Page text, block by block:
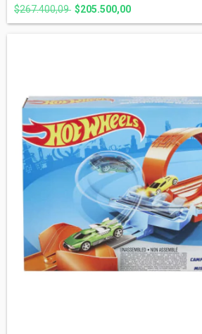
$267.400,09 $205.500,00